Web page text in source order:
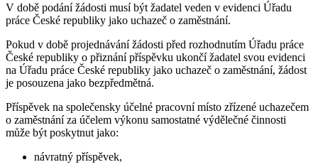
V době podání žádosti musí být žadatel veden v evidenci Úřadu
práce České republiky jako uchazeč o zaměstnání.
Pokud v době projednávání žádosti před rozhodnutím Úřadu práce
České republiky o přiznání příspěvku ukončí žadatel svou evidenci
na Úřadu práce České republiky jako uchazeč o zaměstnání, žádost
je posouzena jako bezpředmětná.
Příspěvek na společensky účelné pracovní místo zřízené uchazečem
o zaměstnání za účelem výkonu samostatné výdělečné činnosti
může být poskytnut jako:
návratný příspěvek,